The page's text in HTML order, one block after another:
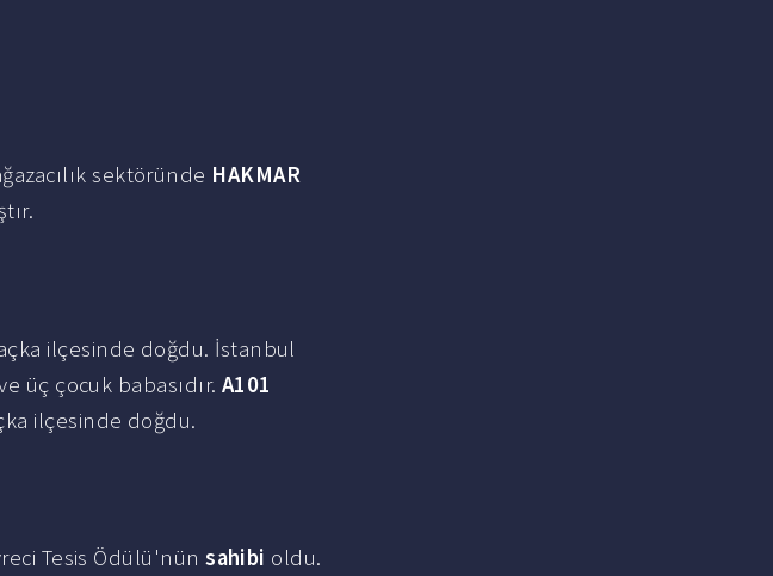
sektöründe HAKMAR
ilçesinde doğdu. İstanbul
üç çocuk babasıdır. A101
ilçesinde doğdu.
Tesis Ödülü'nünsahibi oldu.